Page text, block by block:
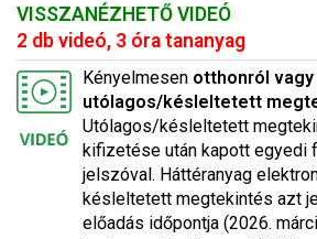
VISSZANÉZHETŐ VIDEÓ
2 db videó, 3 óra tananyag
Kényelmesen otthonról vagy
utólagos/késleltetett
Utólagos/késleltetett
kifizetése után kapott egyedi
jelszóval. Háttéranyag
késleltetett megtekintés azt
előadás időpontja (2026.